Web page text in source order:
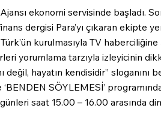
ekonomi servisinde başladı.
dergisi Para’yı çıkaran ekipte
Türk’ün kurulmasıyla TV
yorumlama tarzıyla izleyicinin
değil, hayatın kendisidir” sloganını
‘BENDEN SÖYLEMESİ’
saat 15.00 – 16.00 arasında